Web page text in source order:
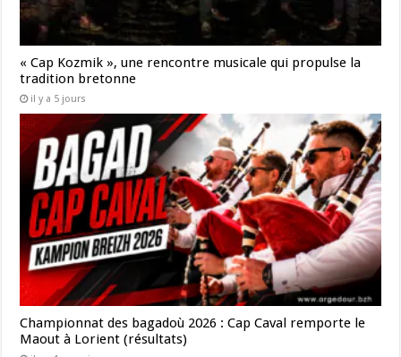
« Cap Kozmik », une rencontre musicale qui propulse la
tradition bretonne
il y a 5 jours
Championnat des bagadoù 2026 : Cap Caval remporte le
Maout à Lorient (résultats)